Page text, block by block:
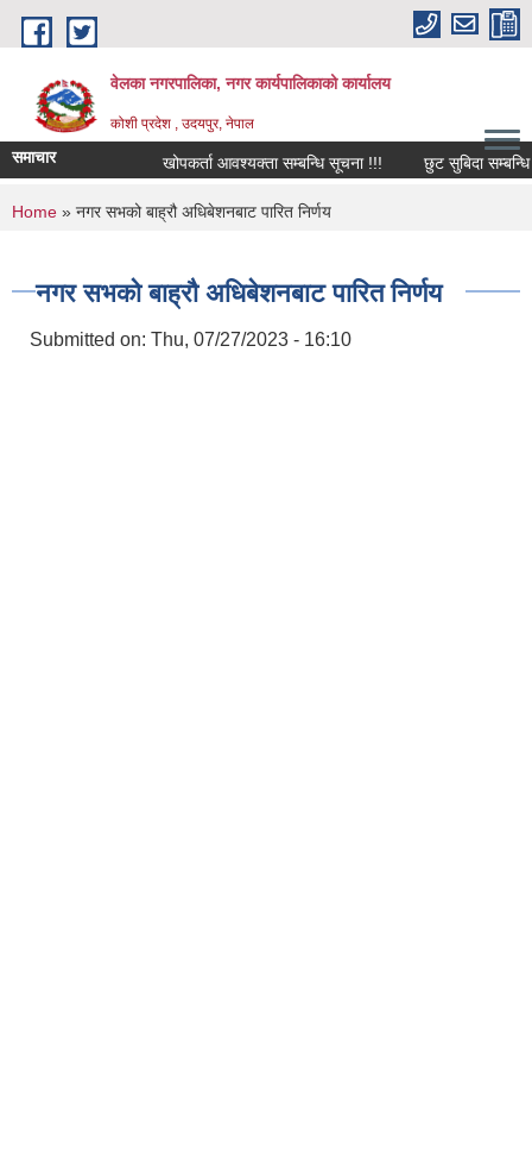
Skip to main content
वेलका नगरपालिका, नगर कार्यपालिकाको कार्यालय
कोशी प्रदेश , उदयपुर, नेपाल
समाचार खोपकर्ता आवश्यक्ता सम्बन्धि सूचना !!! छुट सुबिदा सम्बन्धि
You are here
Home » नगर सभको बाह्रौ अधिबेशनबाट पारित निर्णय
नगर सभको बाह्रौ अधिबेशनबाट पारित निर्णय
Submitted on: Thu, 07/27/2023 - 16:10